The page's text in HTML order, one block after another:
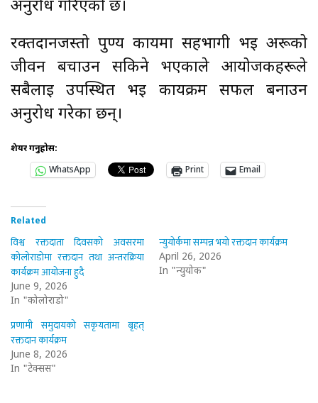
अनुरोध गरिएको छ।
रक्तदानजस्तो पुण्य कार्यमा सहभागी भई अरूको
जीवन बचाउन सकिने भएकाले आयोजकहरूले
सबैलाई उपस्थित भई कार्यक्रम सफल बनाउन
अनुरोध गरेका छन्।
शेयर गर्नुहोस:
WhatsApp
Print Email
Related
विश्व रक्तदाता दिवसको अवसरमा
कोलोराडोमा रक्तदान तथा अन्तरक्रिया
कार्यक्रम आयोजना हुदै
June 9, 2026
In "कोलोराडो"
न्युयोर्कमा सम्पन्न भयो रक्तदान कार्यक्रम
April 26, 2026
In "न्युयोर्क"
प्रणामी समुदायको सकृयतामा बृहत्
रक्तदान कार्यक्रम
June 8, 2026
In "टेक्सस"